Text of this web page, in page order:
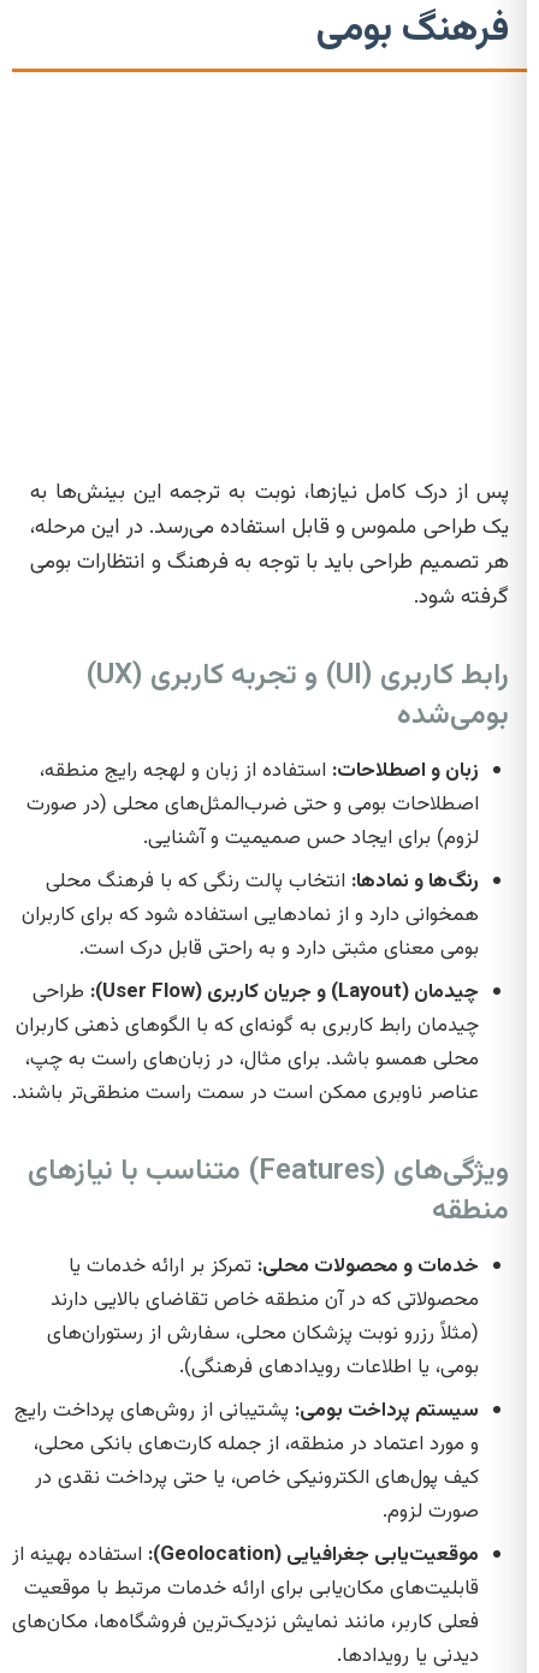
فرهنگ بومی
پس از درک کامل نیازها، نوبت به ترجمه این بینش‌ها به
یک طراحی ملموس و قابل استفاده می‌رسد. در این مرحله،
هر تصمیم طراحی باید با توجه به فرهنگ و انتظارات بومی
گرفته شود.
رابط کاربری (UI) و تجربه کاربری (UX)
بومی‌شده
زبان و اصطلاحات: استفاده از زبان و لهجه رایج منطقه،
اصطلاحات بومی و حتی ضرب‌المثل‌های محلی (در صورت
لزوم) برای ایجاد حس صمیمیت و آشنایی.
رنگ‌ها و نمادها: انتخاب پالت رنگی که با فرهنگ محلی
همخوانی دارد و از نمادهایی استفاده شود که برای کاربران
بومی معنای مثبتی دارد و به راحتی قابل درک است.
چیدمان (Layout) و جریان کاربری (User Flow):
طراحی
چیدمان رابط کاربری به گونه‌ای که با الگوهای ذهنی کاربران
محلی همسو باشد. برای مثال، در زبان‌های راست به چپ،
عناصر ناوبری ممکن است در سمت راست منطقی‌تر باشند.
ویژگی‌های (Features) متناسب با نیازهای
منطقه
خدمات و محصولات محلی: تمرکز بر ارائه خدمات یا
محصولاتی که در آن منطقه خاص تقاضای بالایی دارند
(مثلاً رزرو نوبت پزشکان محلی، سفارش از رستوران‌های
بومی، یا اطلاعات رویدادهای فرهنگی).
سیستم پرداخت بومی: پشتیبانی از روش‌های پرداخت رایج
و مورد اعتماد در منطقه، از جمله کارت‌های بانکی محلی،
کیف پول‌های الکترونیکی خاص، یا حتی پرداخت نقدی در
صورت لزوم.
موقعیت‌یابی جغرافیایی (Geolocation):
استفاده بهینه از
قابلیت‌های مکان‌یابی برای ارائه خدمات مرتبط با موقعیت
فعلی کاربر، مانند نمایش نزدیک‌ترین فروشگاه‌ها، مکان‌های
دیدنی یا رویدادها.